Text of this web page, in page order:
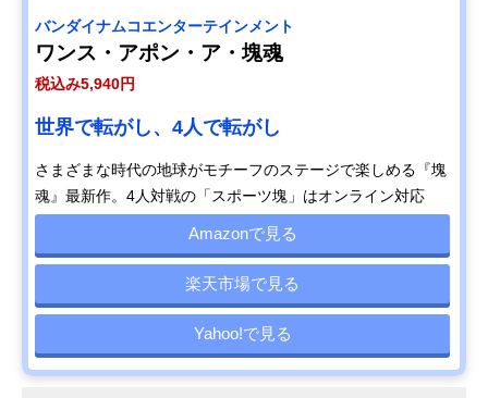
バンダイナムコエンターテインメント
ワンス・アポン・ア・塊魂
税込み5,940円
世界で転がし、4人で転がし
さまざまな時代の地球がモチーフのステージで楽しめる『塊
魂』最新作。4人対戦の「スポーツ塊」はオンライン対応
Amazonで見る
楽天市場で見る
Yahoo!で見る